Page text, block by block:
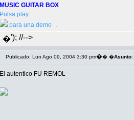
MUSIC GUITAR BOX
Pulsa play
para una demo .
�'); //-->
Publicado: Lun Ago 09, 2004 3:30 pm�� �Asunto:
El autentico FU REMOL